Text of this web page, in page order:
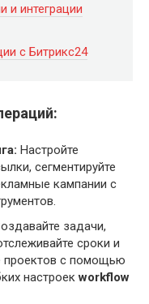
и интеграции
с Битрикс24
Настройте
сегментируйте
кампании с
задачи,
сроки и
проектов с помощью
настроекworkflow